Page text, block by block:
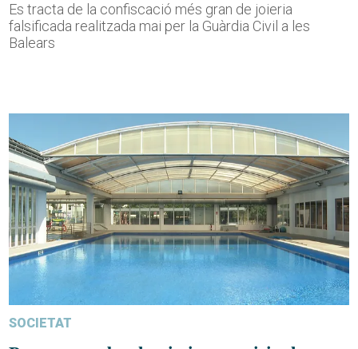
Es tracta de la confiscació més gran de joieria
falsificada realitzada mai per la Guàrdia Civil a les
Balears
SOCIETAT